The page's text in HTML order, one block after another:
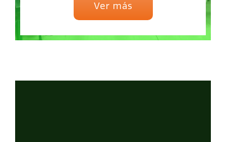
Ver más